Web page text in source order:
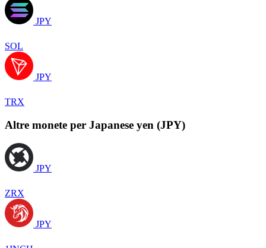
JPY
SOL
JPY
TRX
Altre monete per Japanese yen (JPY)
JPY
ZRX
JPY